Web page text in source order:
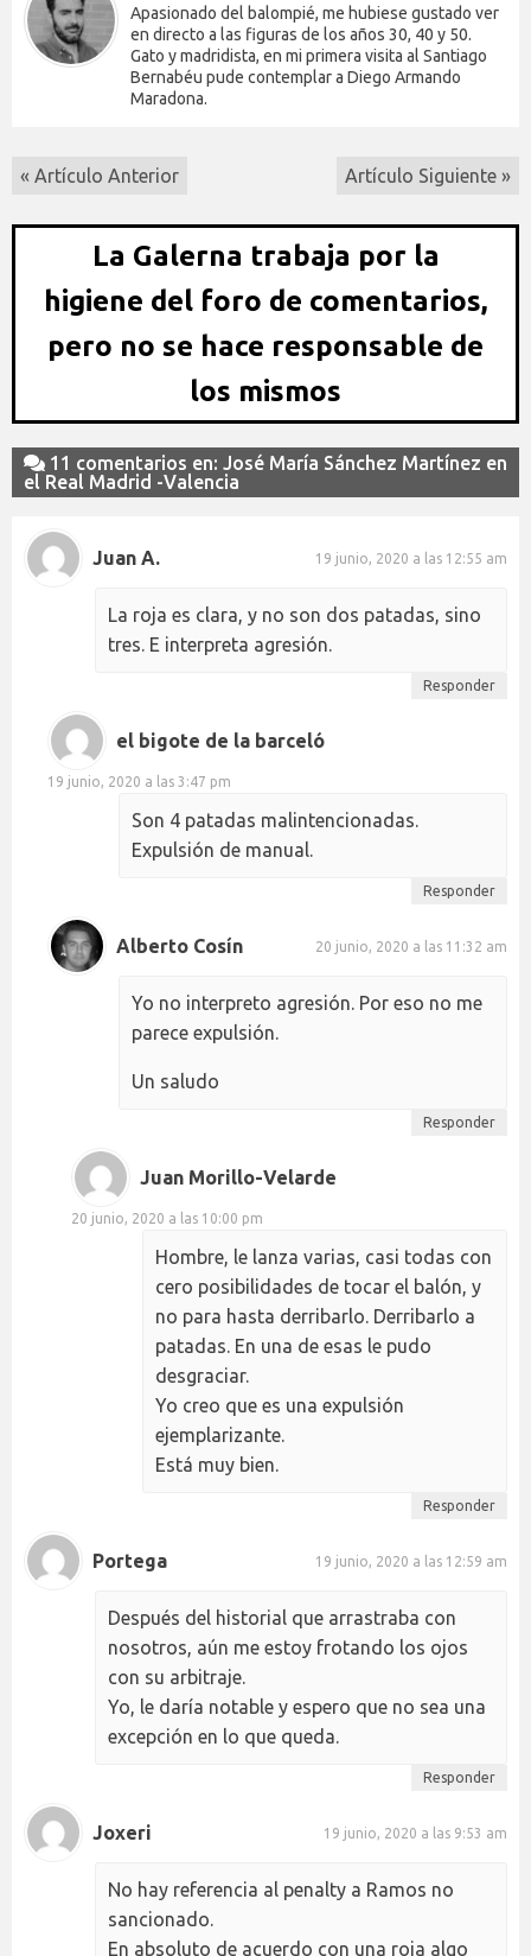
Apasionado del balompié, me hubiese gustado ver
en directo a las figuras de los años 30, 40 y 50.
Gato y madridista, en mi primera visita al Santiago
Bernabéu pude contemplar a Diego Armando
Maradona.
« Artículo Anterior Artículo Siguiente »
La Galerna trabaja por la
higiene del foro de comentarios,
pero no se hace responsable de
los mismos
11 comentarios en: José María Sánchez Martínez en
el Real Madrid -Valencia
Juan A. 19 junio, 2020 a las 12:55 am
La roja es clara, y no son dos patadas, sino
tres. E interpreta agresión.
Responder
el bigote de la barceló
19 junio, 2020 a las 3:47 pm
Son 4 patadas malintencionadas.
Expulsión de manual.
Responder
Alberto Cosín 20 junio, 2020 a las 11:32 am
Yo no interpreto agresión. Por eso no me
parece expulsión.
Un saludo
Responder
Juan Morillo-Velarde
20 junio, 2020 a las 10:00 pm
Hombre, le lanza varias, casi todas con
cero posibilidades de tocar el balón, y
no para hasta derribarlo. Derribarlo a
patadas. En una de esas le pudo
desgraciar.
Yo creo que es una expulsión
ejemplarizante.
Está muy bien.
Responder
Portega 19 junio, 2020 a las 12:59 am
Después del historial que arrastraba con
nosotros, aún me estoy frotando los ojos
con su arbitraje.
Yo, le daría notable y espero que no sea una
excepción en lo que queda.
Responder
Joxeri 19 junio, 2020 a las 9:53 am
No hay referencia al penalty a Ramos no
sancionado.
En absoluto de acuerdo con una roja algo